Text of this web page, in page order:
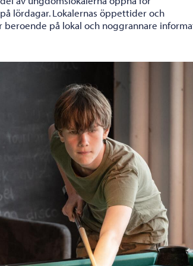
lördagar. Lokalernas öppettider och
på lokal och noggrannare